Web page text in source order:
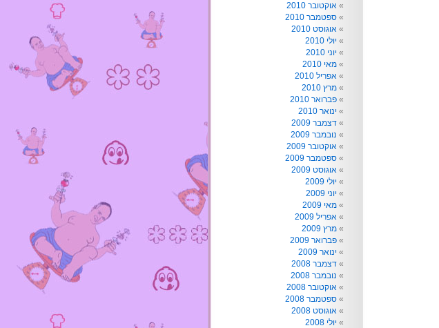
אוקטובר 2010
ספטמבר 2010
אוגוסט 2010
יולי 2010
יוני 2010
מאי 2010
אפריל 2010
מרץ 2010
פברואר 2010
ינואר 2010
דצמבר 2009
נובמבר 2009
אוקטובר 2009
ספטמבר 2009
אוגוסט 2009
יולי 2009
יוני 2009
מאי 2009
אפריל 2009
מרץ 2009
פברואר 2009
ינואר 2009
דצמבר 2008
נובמבר 2008
אוקטובר 2008
ספטמבר 2008
אוגוסט 2008
יולי 2008